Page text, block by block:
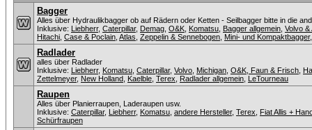
Bagger
Alles über Hydraulikbagger ob auf Rädern oder Ketten - Seilbagger bitte in die
Inklusive: Liebherr, Caterpillar, Demag O&K Komatsu Bagger allgemein Volvo &
Hitachi Case & Poclain Atlas Zeppelin & Sennebogen Mini- und Kompaktbagger
Radlader
alles über Radlader
Inklusive: Liebherr, Komatsu Caterpillar, Volvo Michigan O&K, Faun & Frisch
Zettelmeyer, New Holland Kaelble Terex Radlader allgemein LeTourneau
Raupen
Alles über Planierraupen, Laderaupen usw.
Inklusive: Caterpillar, Liebherr, Komatsu andere Hersteller, Terex
Fiat Allis +
Schürfraupen